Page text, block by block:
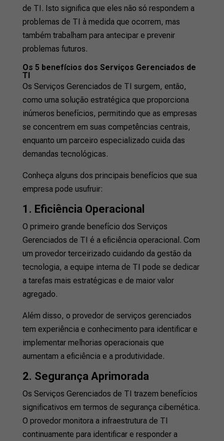
de TI. Isto significa que eles não só respondem a
problemas de TI à medida que ocorrem, mas
também trabalham para antecipar e prevenir
problemas futuros.
Os 5 benefícios dos Serviços Gerenciados de
TI
Os Serviços Gerenciados de TI surgem, então,
como uma solução estratégica que proporciona
inúmeros benefícios, permitindo que as empresas
se concentrem em suas competências centrais,
enquanto um parceiro especializado cuida das
demandas tecnológicas.
Conheça alguns dos principais benefícios que sua
empresa pode usufruir:
1. Eficiência Operacional
O primeiro grande benefício dos Serviços
Gerenciados de TI é a eficiência operacional. Com
um provedor terceirizado cuidando da gestão da
tecnologia, a equipe interna de TI pode se dedicar
a tarefas mais estratégicas e de maior valor
agregado.
Além disso, o provedor de serviços gerenciados
tem experiência e conhecimento para identificar e
implementar melhorias operacionais que
aumentam a eficiência e a produtividade.
2. Segurança Aprimorada
Os Serviços Gerenciados de TI trazem benefícios
significativos em termos de segurança cibernética.
O provedor monitora a infraestrutura de TI
continuamente para identificar e responder a